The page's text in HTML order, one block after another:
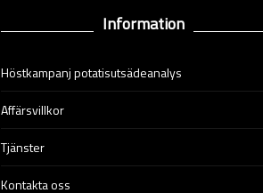
Information
Höstkampanj potatisutsädeanalys
Affärsvillkor
Tjänster
Kontakta oss